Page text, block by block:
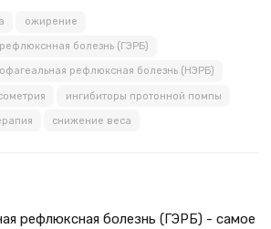
ожирение
болезнь (ГЭРБ)
рефлюксная болезнь (НЭРБ)
ингибиторы протонной помпы
снижение веса
рефлюксная болезнь (ГЭРБ) - самое